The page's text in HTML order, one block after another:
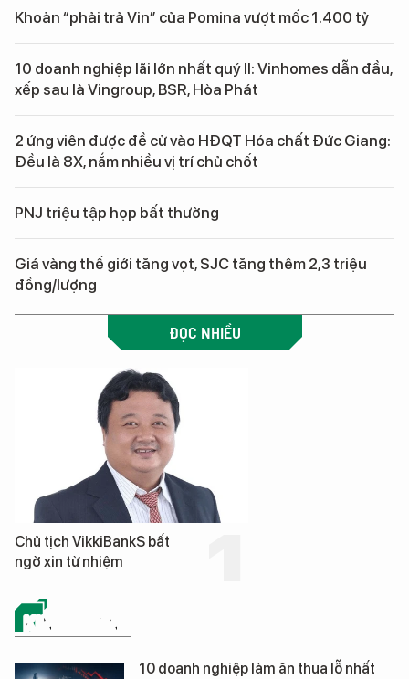
Khoản “phải trả Vin” của Pomina vượt mốc 1.400 tỷ
10 doanh nghiệp lãi lớn nhất quý II: Vinhomes dẫn đầu,
xếp sau là Vingroup, BSR, Hòa Phát
2 ứng viên được đề cử vào HĐQT Hóa chất Đức Giang:
Đều là 8X, nắm nhiều vị trí chủ chốt
PNJ triệu tập họp bất thường
Giá vàng thế giới tăng vọt, SJC tăng thêm 2,3 triệu
đồng/lượng
ĐỌC NHIỀU
Chủ tịch VikkiBankS bất
ngờ xin từ nhiệm
KINH DOANH
10 doanh nghiệp làm ăn thua lỗ nhất